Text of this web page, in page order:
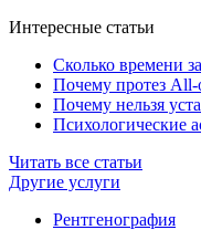
Интересные статьи
Сколько времени
Почему протез All-
Почему нельзя
Психологические
Читать все статьи
Другие услуги
Рентгенография